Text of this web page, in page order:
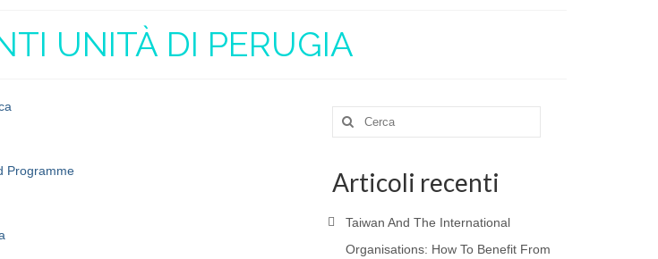
UNITÀ DI PERUGIA
Programme
Cerca:
Articoli recenti
Taiwan And The International
Organisations: How To Benefit From